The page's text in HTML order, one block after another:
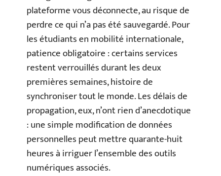
plateforme vous déconnecte, au risque de
perdre ce qui n’a pas été sauvegardé. Pour
les étudiants en mobilité internationale,
patience obligatoire : certains services
restent verrouillés durant les deux
premières semaines, histoire de
synchroniser tout le monde. Les délais de
propagation, eux, n’ont rien d’anecdotique
: une simple modification de données
personnelles peut mettre quarante-huit
heures à irriguer l’ensemble des outils
numériques associés.